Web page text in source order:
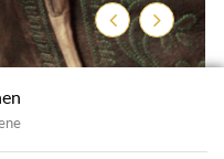
ZurückWeiter